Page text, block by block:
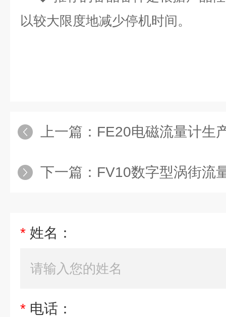
以较大限度地减少停机时间。
上一篇： FE20电磁流量计生
下一篇： FV10数字型涡街流
* 姓名：
* 电话：